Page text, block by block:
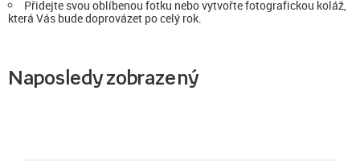
Přidejte svou oblíbenou fotku nebo vytvořte fotografickou koláž,
která Vás bude doprovázet po celý rok.
Naposledy zobrazený